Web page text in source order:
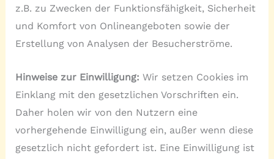
z.B. zu Zwecken der Funktionsfähigkeit, Sicherheit
und Komfort von Onlineangeboten sowie der
Erstellung von Analysen der Besucherströme.
Hinweise zur Einwilligung: Wir setzen Cookies im
Einklang mit den gesetzlichen Vorschriften ein.
Daher holen wir von den Nutzern eine
vorhergehende Einwilligung ein, außer wenn diese
gesetzlich nicht gefordert ist. Eine Einwilligung ist